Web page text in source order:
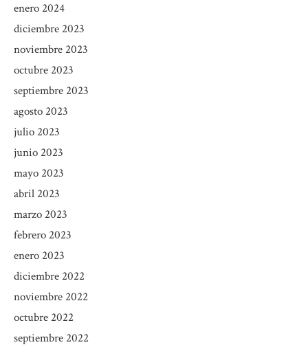
enero 2024
diciembre 2023
noviembre 2023
octubre 2023
septiembre 2023
agosto 2023
julio 2023
junio 2023
mayo 2023
abril 2023
marzo 2023
febrero 2023
enero 2023
diciembre 2022
noviembre 2022
octubre 2022
septiembre 2022